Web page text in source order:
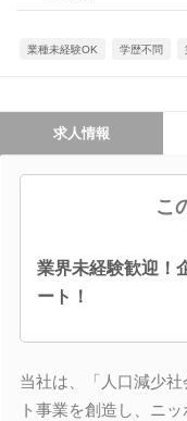
業種未経験OK 学歴不問
求人情報
こ
業界未経験歓迎！
ート！
当社は、「人口減少
ト事業を創造し、ニ